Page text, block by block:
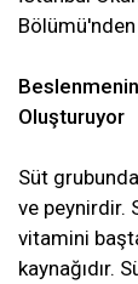
Bölümü'nden
Oluşturuyor
Süt
ve peynirdir.
vitamini
kaynağıdır.